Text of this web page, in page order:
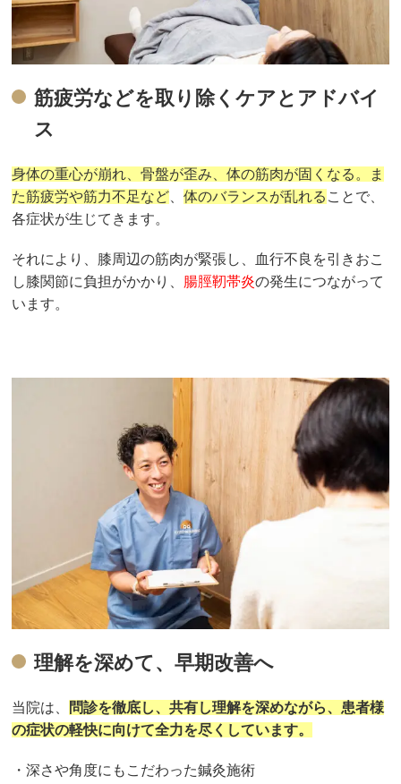
筋疲労などを取り除くケアとアドバイ
ス
身体の重心が崩れ、骨盤が歪み、体の筋肉が固くなる。ま
た筋疲労や筋力不足など 、体のバランスが乱れる ことで、
各症状が生じてきます。
それにより、膝周辺の筋肉が緊張し、血行不良を引きおこ
し膝関節に負担がかかり、 腸脛靭帯炎の発生につながって
います。
理解を深めて、早期改善へ
当院は、 問診を徹底し、共有し理解を深めながら、患者様
の症状の軽快に向けて全力を尽くしています。
・深さや角度にもこだわった鍼灸施術